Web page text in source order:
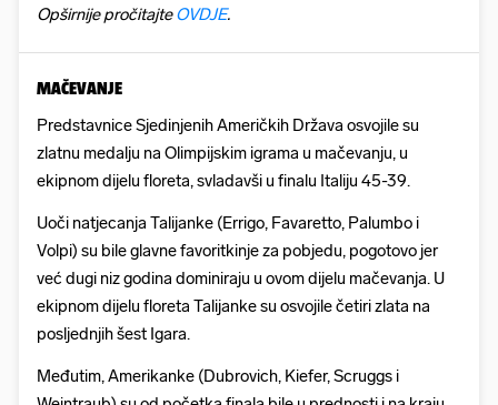
Opširnije pročitajteOVDJE.
MAČEVANJE
Predstavnice Sjedinjenih Američkih Država osvojile su
zlatnu medalju na Olimpijskim igrama u mačevanju, u
ekipnom dijelu floreta, svladavši u finalu Italiju 45-39.
Uoči natjecanja Talijanke (Errigo, Favaretto, Palumbo i
Volpi) su bile glavne favoritkinje za pobjedu, pogotovo jer
već dugi niz godina dominiraju u ovom dijelu mačevanja. U
ekipnom dijelu floreta Talijanke su osvojile četiri zlata na
posljednjih šest Igara.
Međutim, Amerikanke (Dubrovich, Kiefer, Scruggs i